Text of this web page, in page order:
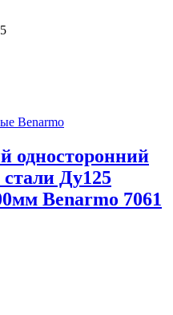
Benarmo
односторонний
Ду125
Benarmo 7061